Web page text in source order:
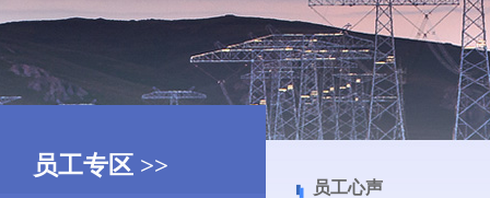
员工专区 >>
员工心声